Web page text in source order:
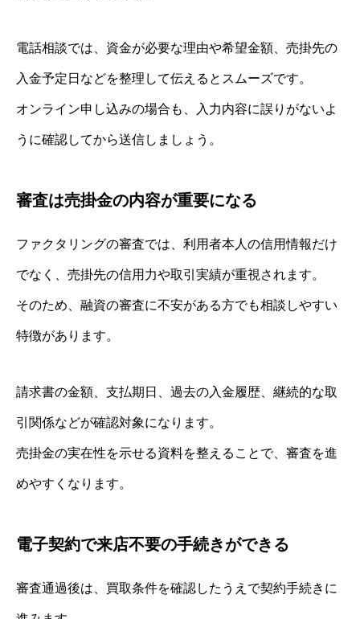
電話相談では、資金が必要な理由や希望金額、売掛先の
入金予定日などを整理して伝えるとスムーズです。
オンライン申し込みの場合も、入力内容に誤りがないよ
うに確認してから送信しましょう。
審査は売掛金の内容が重要になる
ファクタリングの審査では、利用者本人の信用情報だけ
でなく、売掛先の信用力や取引実績が重視されます。
そのため、融資の審査に不安がある方でも相談しやすい
特徴があります。
請求書の金額、支払期日、過去の入金履歴、継続的な取
引関係などが確認対象になります。
売掛金の実在性を示せる資料を整えることで、審査を進
めやすくなります。
電子契約で来店不要の手続きができる
審査通過後は、買取条件を確認したうえで契約手続きに